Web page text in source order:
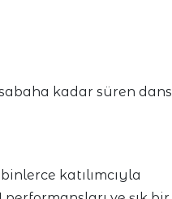
sabaha kadar süren dans
katılımcıyla